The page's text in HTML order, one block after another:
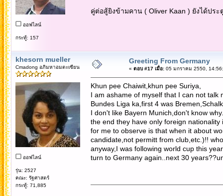
ออฟไลน์
กระทู้: 157
คู่ต่อสู้ยิงข้ามคาน ( Oliver Kaan ) ยังได้ปร
khesorn mueller
Cmadong อภิมหาอมตะเซียน
ออฟไลน์
รุ่น: 2527
คณะ: รัฐศาสตร์
กระทู้: 71,885
Greeting From Germany
« ตอบ #17 เมื่อ:05 มกราคม 2550,
Khun pee Chaiwit,khun pee Suriya,
I am ashame of myself that I can not talk
Bundes Liga ka,first 4 was
I don't like Bayern Munich,don't know
the end they have only foreign
for me to observe is that when it about
candidate,not permitt from club,etc.)!!
anyway,I was following world cup this
turn to Germany again..next 30